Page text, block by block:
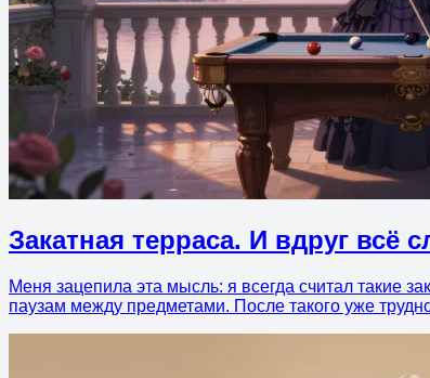
Закатная терраса. И вдруг всё
Меня зацепила эта мысль: я всегда считал такие
паузам между предметами. После такого уже